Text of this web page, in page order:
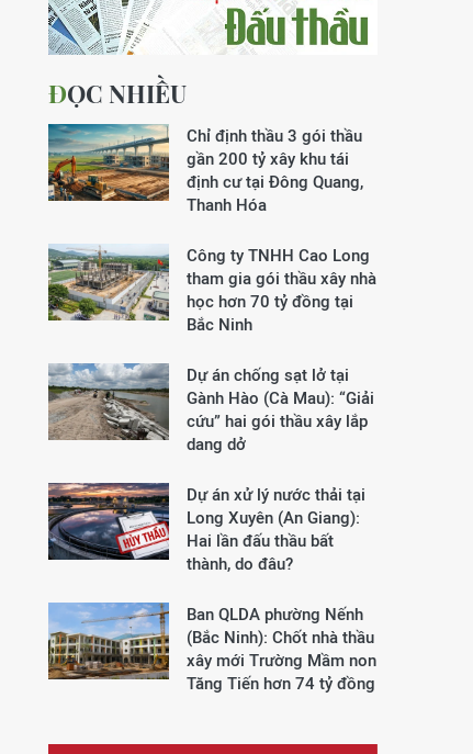
ĐỌC NHIỀU
Chỉ định thầu 3 gói thầu
gần 200 tỷ xây khu tái
định cư tại Đông Quang,
Thanh Hóa
Công ty TNHH Cao Long
tham gia gói thầu xây nhà
học hơn 70 tỷ đồng tại
Bắc Ninh
Dự án chống sạt lở tại
Gành Hào (Cà Mau): “Giải
cứu” hai gói thầu xây lắp
dang dở
Dự án xử lý nước thải tại
Long Xuyên (An Giang):
Hai lần đấu thầu bất
thành, do đâu?
Ban QLDA phường Nếnh
(Bắc Ninh): Chốt nhà thầu
xây mới Trường Mầm non
Tăng Tiến hơn 74 tỷ đồng